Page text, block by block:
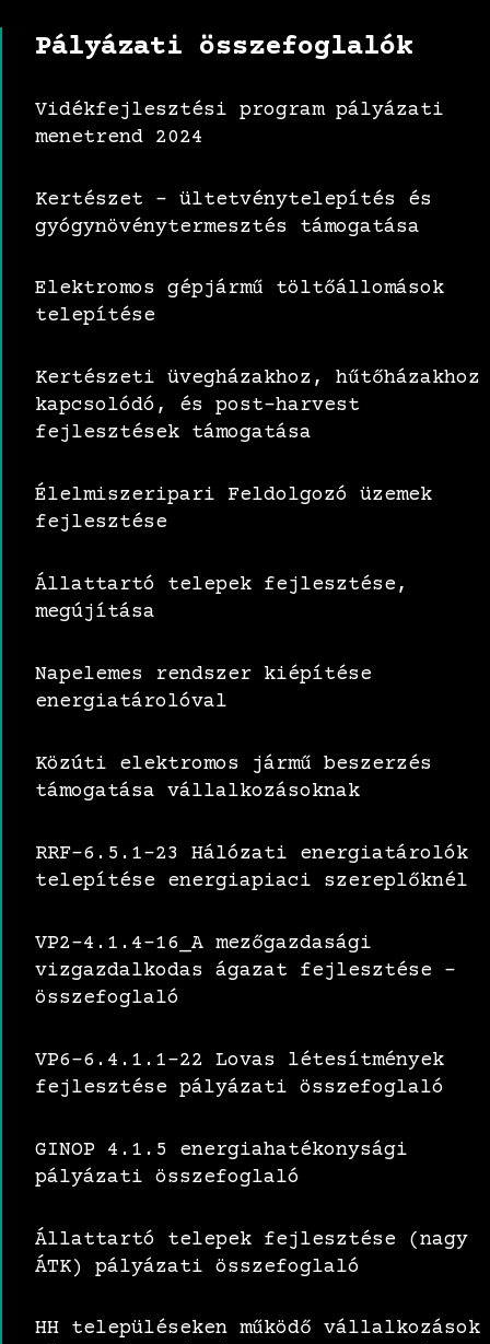
Pályázati összefoglalók
Vidékfejlesztési program pályázati
menetrend 2024
Kertészet – ültetvénytelepítés és
gyógynövénytermesztés támogatása
Elektromos gépjármű töltőállomások
telepítése
Kertészeti üvegházakhoz, hűtőházakhoz
kapcsolódó, és post-harvest
fejlesztések támogatása
Élelmiszeripari Feldolgozó üzemek
fejlesztése
Állattartó telepek fejlesztése,
megújítása
Napelemes rendszer kiépítése
energiatárolóval
Közúti elektromos jármű beszerzés
támogatása vállalkozásoknak
RRF-6.5.1-23 Hálózati energiatárolók
telepítése energiapiaci szereplőknél
VP2-4.1.4-16_A mezőgazdasági
vizgazdalkodas ágazat fejlesztése –
összefoglaló
VP6-6.4.1.1-22 Lovas létesítmények
fejlesztése pályázati összefoglaló
GINOP 4.1.5 energiahatékonysági
pályázati összefoglaló
Állattartó telepek fejlesztése (nagy
ÁTK) pályázati összefoglaló
HH településeken működő vállalkozások